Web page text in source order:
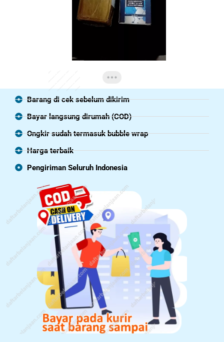
Barang di cek sebelum dikirim
Bayar langsung dirumah (COD)
Ongkir sudah termasuk bubble wrap
Harga terbaik
Pengiriman Seluruh Indonesia